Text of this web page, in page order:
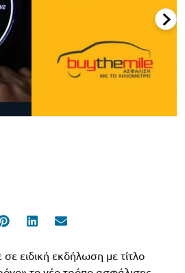
ειδική εκδήλωση με τίτλο